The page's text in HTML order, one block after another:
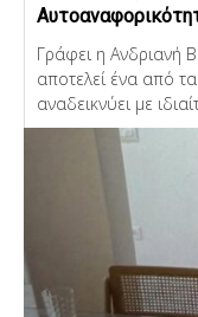
Γράφει η Ανδριανή Βουβάκη Ο
αποτελεί ένα από
αναδεικνύει με